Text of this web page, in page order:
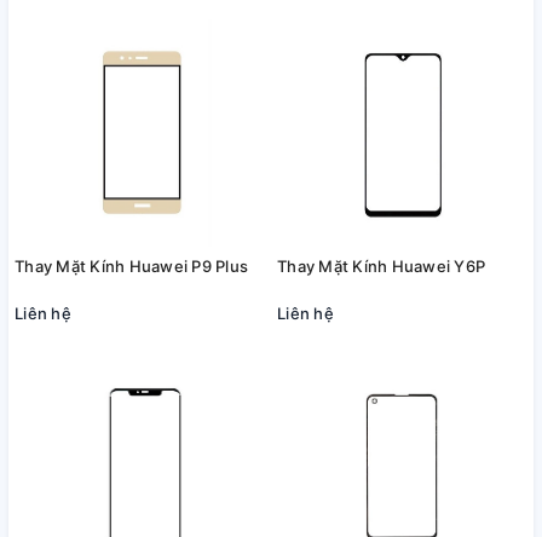
Thay Mặt Kính Huawei P9 Plus
Liên hệ
Thay Mặt Kính Huawei Y6P
Liên hệ